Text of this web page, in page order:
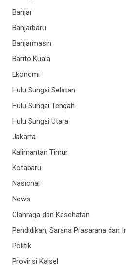
Banjar
Banjarbaru
Banjarmasin
Barito Kuala
Ekonomi
Hulu Sungai Selatan
Hulu Sungai Tengah
Hulu Sungai Utara
Jakarta
Kalimantan Timur
Kotabaru
Nasional
News
Olahraga dan Kesehatan
Pendidikan, Sarana Prasarana dan
Politik
Provinsi Kalsel